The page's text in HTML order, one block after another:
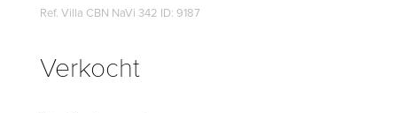
Ref. Villa CBN NaVi 342 ID: 9187
Verkocht